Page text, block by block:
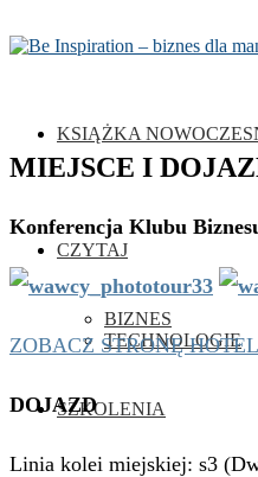
KSIĄŻKA
CZYTAJ
BIZNES
TECHNOLOGIE
SZKOLENIA
MIEJSCE I
Konferencja Klubu
ZOBACZ STRONĘ
DOJAZD
Linia kolei miejskiej: s3